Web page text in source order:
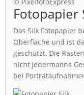
Fotopapier
Das Silk Fotopapier
Oberfläche und ist
geschützt. Die
nicht jedermanns
bei